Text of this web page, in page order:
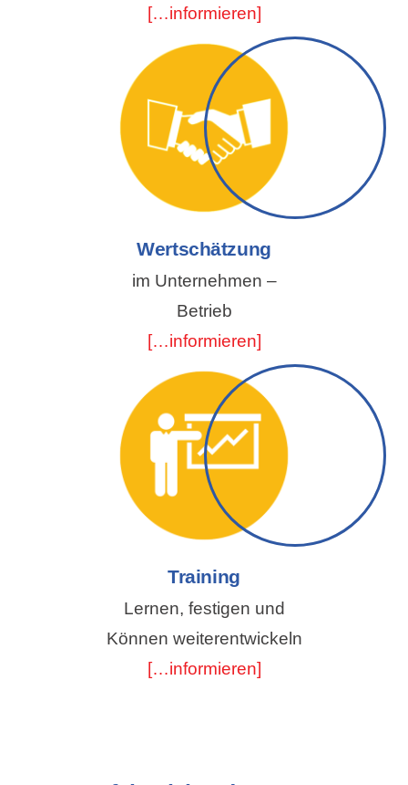
[…informieren]
Wertschätzung
im Unternehmen –
Betrieb
[…informieren]
Training
Lernen, festigen und
Können weiterentwickeln
[…informieren]